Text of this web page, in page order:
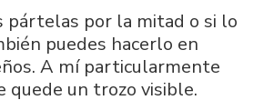
pártelas por la mitad o si lo
puedes hacerlo en
A mí particularmente
quede un trozo visible.